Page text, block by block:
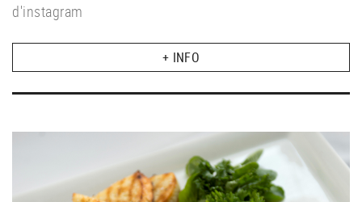
d'instagram
+ INFO